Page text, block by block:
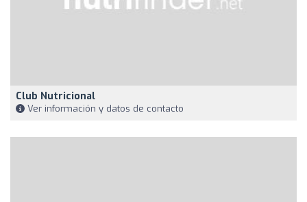
Club Nutricional
Ver información y datos de contacto